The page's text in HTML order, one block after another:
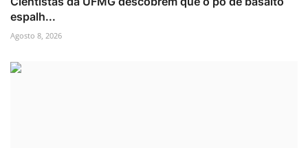
espalh...
Agosto 8, 2026